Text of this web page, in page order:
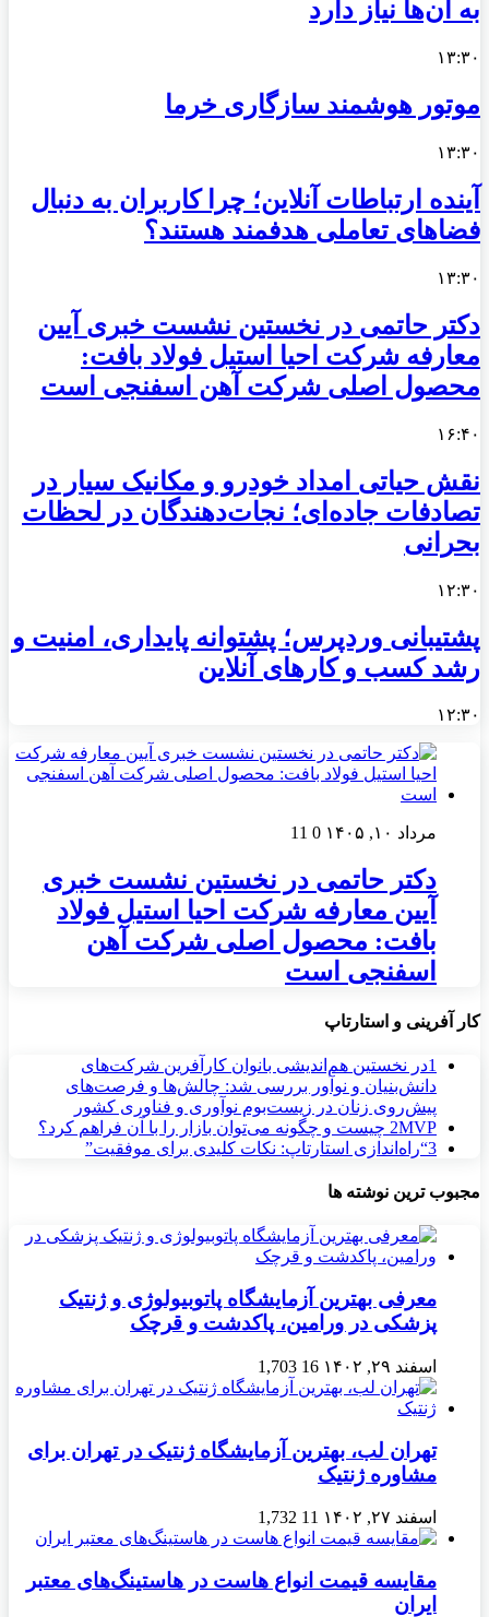
به آن‌ها نیاز دارد
۱۳:۳۰
موتور هوشمند سازگاری خرما
۱۳:۳۰
آینده ارتباطات آنلاین؛ چرا کاربران به دنبال
فضاهای تعاملی هدفمند هستند؟
۱۳:۳۰
دکتر حاتمی در نخستین نشست خبری آیین
معارفه شرکت احیا استیل فولاد بافت:
محصول اصلی شرکت آهن اسفنجی است
۱۶:۴۰
نقش حیاتی امداد خودرو و مکانیک سیار در
تصادفات جاده‌ای؛ نجات‌دهندگان در لحظات
بحرانی
۱۲:۳۰
پشتیبانی وردپرس؛ پشتوانه پایداری، امنیت و
رشد کسب‌ و کارهای آنلاین
۱۲:۳۰
مرداد ۱۰, ۱۴۰۵ 0
11
دکتر حاتمی در نخستین نشست خبری
آیین معارفه شرکت احیا استیل فولاد
بافت: محصول اصلی شرکت آهن
اسفنجی است
کار آفرینی و استارتاپ
1در نخستین هم‌اندیشی بانوان کارآفرین شرکت‌های
دانش‌بنیان و نوآور بررسی شد: چالش‌ها و فرصت‌های
پیش‌روی زنان در زیست‌بوم نوآوری و فناوری کشور
2MVP چیست و چگونه می‌توان بازار را با آن فراهم کرد؟
3“راه‌اندازی استارتاپ: نکات کلیدی برای موفقیت”
مجبوب ترین نوشته ها
معرفی بهترین آزمایشگاه پاتوبیولوژی و ژنتیک
پزشکی در ورامین، پاکدشت و قرچک
اسفند ۲۹, ۱۴۰۲ 16
1,703
تهران لب، بهترین آزمایشگاه ژنتیک در تهران برای
مشاوره ژنتیک
اسفند ۲۷, ۱۴۰۲ 11
1,732
مقایسه قیمت انواع هاست در هاستینگ‌های معتبر
ایران